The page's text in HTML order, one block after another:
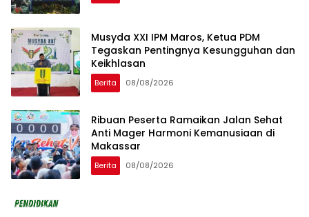
Musyda XXI IPM Maros, Ketua PDM
Tegaskan Pentingnya Kesungguhan dan
Keikhlasan
Berita 08/08/2026
Ribuan Peserta Ramaikan Jalan Sehat
Anti Mager Harmoni Kemanusiaan di
Makassar
Berita 08/08/2026